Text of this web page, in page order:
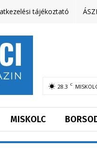
tájékoztató
28.3 C
MISKOLC